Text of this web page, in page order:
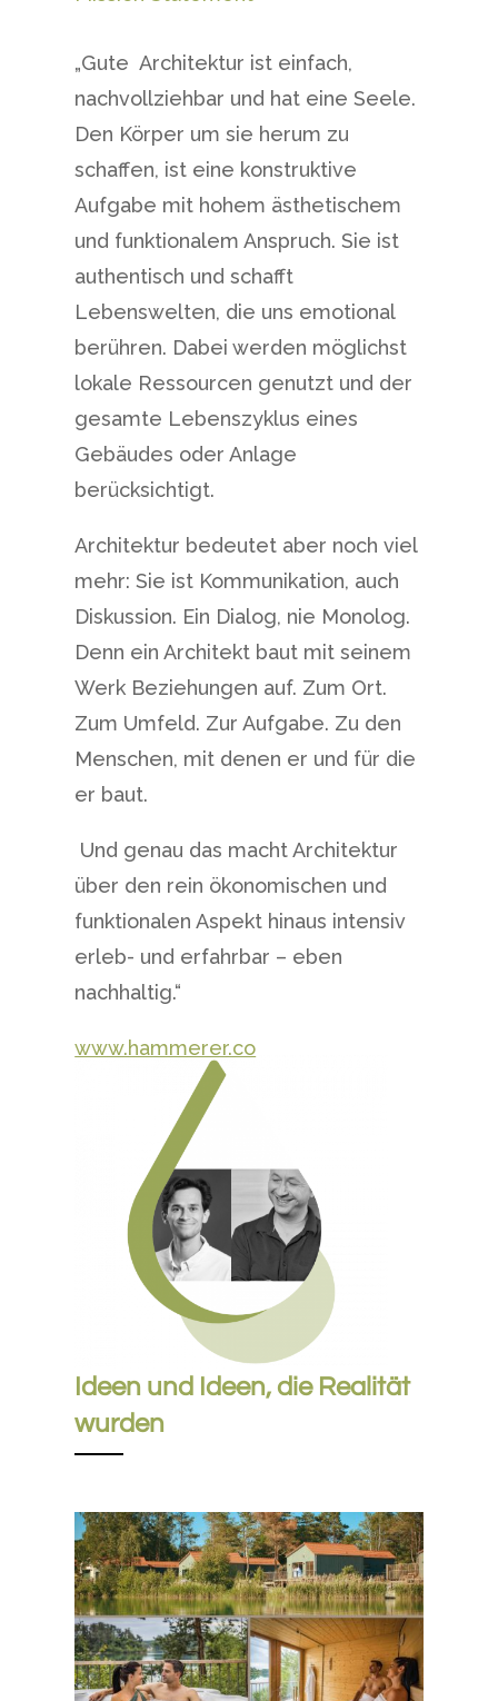
„Gute Architektur ist einfach,
nachvollziehbar und hat eine Seele.
Den Körper um sie herum zu
schaffen, ist eine konstruktive
Aufgabe mit hohem ästhetischem
und funktionalem Anspruch. Sie ist
authentisch und schafft
Lebenswelten, die uns emotional
berühren. Dabei werden möglichst
lokale Ressourcen genutzt und der
gesamte Lebenszyklus eines
Gebäudes oder Anlage
berücksichtigt.
Architektur bedeutet aber noch viel
mehr: Sie ist Kommunikation, auch
Diskussion. Ein Dialog, nie Monolog.
Denn ein Architekt baut mit seinem
Werk Beziehungen auf. Zum Ort.
Zum Umfeld. Zur Aufgabe. Zu den
Menschen, mit denen er und für die
er baut.
Und genau das macht Architektur
über den rein ökonomischen und
funktionalen Aspekt hinaus intensiv
erleb- und erfahrbar – eben
nachhaltig.“
www.hammerer.co
Ideen und Ideen, die Realität
wurden